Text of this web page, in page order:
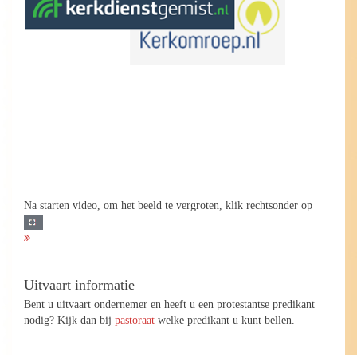
Na starten video, om het beeld te vergroten, klik rechtsonder op
Uitvaart informatie
Bent u uitvaart ondernemer en heeft u een protestantse predikant
nodig? Kijk dan bij pastoraat welke predikant u kunt bellen.